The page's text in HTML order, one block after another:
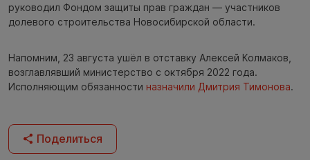
руководил Фондом защиты прав граждан — участников
долевого строительства Новосибирской области.
Напомним, 23 августа ушёл в отставку Алексей Колмаков,
возглавлявший министерство с октября 2022 года.
Исполняющим обязанности назначили Дмитрия Тимонова.
Поделиться